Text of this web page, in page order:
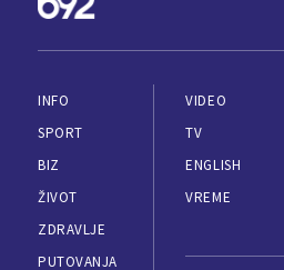
INFO
SPORT
BIZ
ŽIVOT
ZDRAVLJE
PUTOVANJA
VIDEO
TV
ENGLISH
VREME